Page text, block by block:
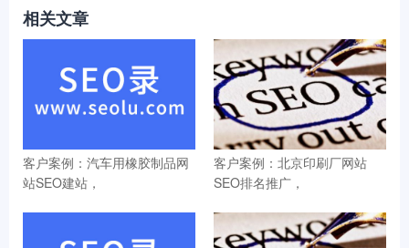
相关文章
客户案例：汽车用橡胶制品网
站SEO建站，
客户案例：北京印刷厂网站
SEO排名推广，